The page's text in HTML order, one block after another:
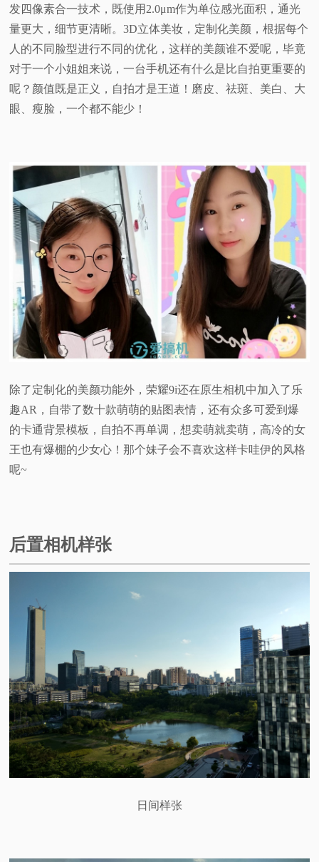
发四像素合一技术，既使用2.0μm作为单位感光面积，通光
量更大，细节更清晰。3D立体美妆，定制化美颜，根据每个
人的不同脸型进行不同的优化，这样的美颜谁不爱呢，毕竟
对于一个小姐姐来说，一台手机还有什么是比自拍更重要的
呢？颜值既是正义，自拍才是王道！磨皮、祛斑、美白、大
眼、瘦脸，一个都不能少！
除了定制化的美颜功能外，荣耀9i还在原生相机中加入了乐
趣AR，自带了数十款萌萌的贴图表情，还有众多可爱到爆
的卡通背景模板，自拍不再单调，想卖萌就卖萌，高冷的女
王也有爆棚的少女心！那个妹子会不喜欢这样卡哇伊的风格
呢~
后置相机样张
日间样张